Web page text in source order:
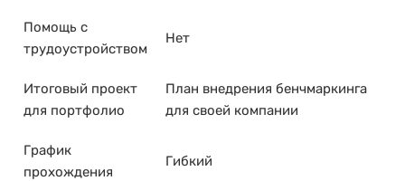
Помощь с
трудоустройством
Нет
Итоговый проект
для портфолио
План внедрения бенчмаркинга
для своей компании
График
прохождения
Гибкий